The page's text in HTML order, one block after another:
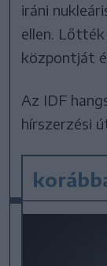
iráni
ellen.
központját
Az IDF
hírszerzési